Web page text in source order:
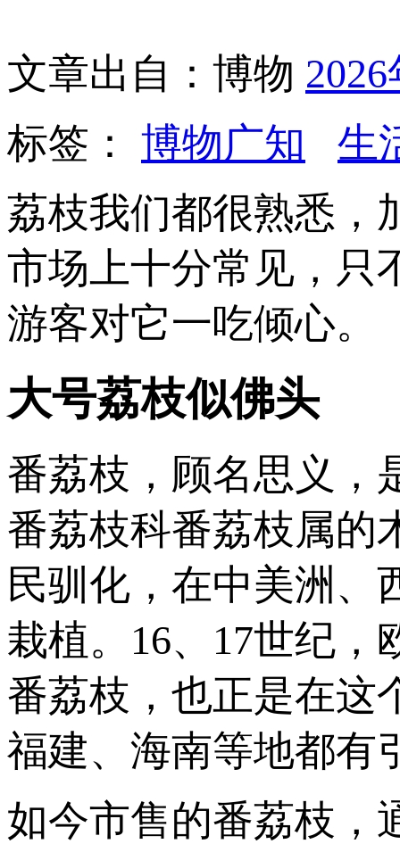
文章出自：博物
标签： 博物广知
生
荔枝我们都很熟悉，
市场上十分常见，只
游客对它一吃倾心。
大号荔枝似佛头
番荔枝，顾名思义，
番荔枝科番荔枝属的
民驯化，在中美洲、
栽植。16、17世纪
番荔枝，也正是在这
福建、海南等地都有
如今市售的番荔枝，